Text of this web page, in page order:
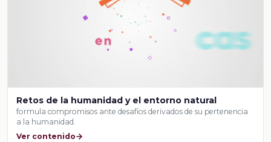
Retos de la humanidad y el entorno natural
formula compromisos ante desafíos derivados de su pertenencia
a la humanidad.
Ver contenido